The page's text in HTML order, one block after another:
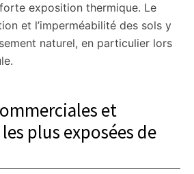
exposition thermique. Le
et l’imperméabilité des sols y
naturel, en particulier lors
et
plus exposées de